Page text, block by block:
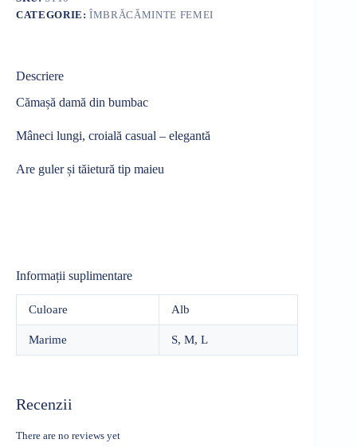
CATEGORIE:ÎMBRĂCĂMINTE FEMEI
Descriere
Cămașă damă din bumbac
Mâneci lungi, croială casual – elegantă
Are guler și tăietură tip maieu
Informații suplimentare
Culoare Alb
Marime S, M, L
Recenzii
There are no reviews yet